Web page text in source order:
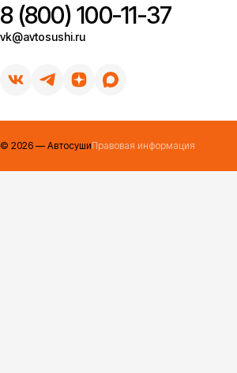
8 (800) 100-11-37
vk@avtosushi.ru
© 2026 — АвтосушиПравовая информация